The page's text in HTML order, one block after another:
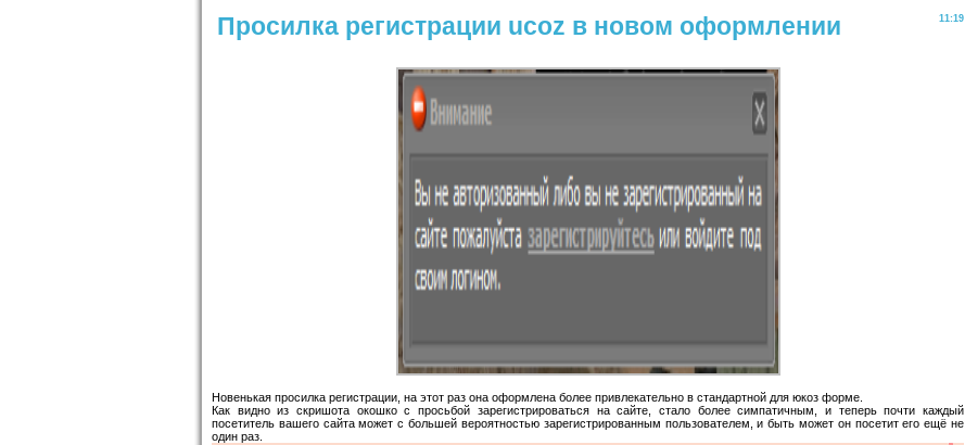
11:19
Просилка регистрации ucoz в новом оформлении
Новенькая просилка регистрации, на этот раз она оформлена более привлекательно в стандартной для юкоз форме.
Как видно из скришота окошко с просьбой зарегистрироваться на сайте, стало более симпатичным, и теперь почти каждый
посетитель вашего сайта может с большей вероятностью зарегистрированным пользователем, и быть может он посетит его ещё не
один раз.